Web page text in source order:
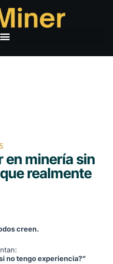
en minería sin
realmente
creen.
no tengo experiencia?”